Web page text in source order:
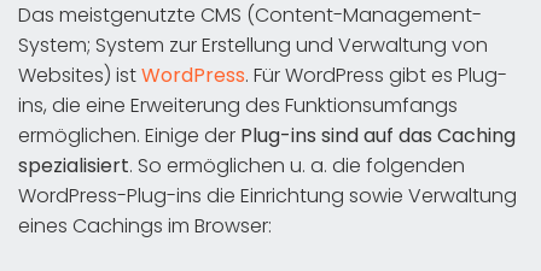
Das meistgenutzte CMS (Content-Management-
System; System zur Erstellung und Verwaltung von
Websites) istWordPress. Für WordPress gibt es Plug-
ins, die eine Erweiterung des Funktionsumfangs
ermöglichen. Einige der Plug-ins sind auf das Caching
spezialisiert. So ermöglichen u. a. die folgenden
WordPress-Plug-ins die Einrichtung sowie Verwaltung
eines Cachings im Browser: